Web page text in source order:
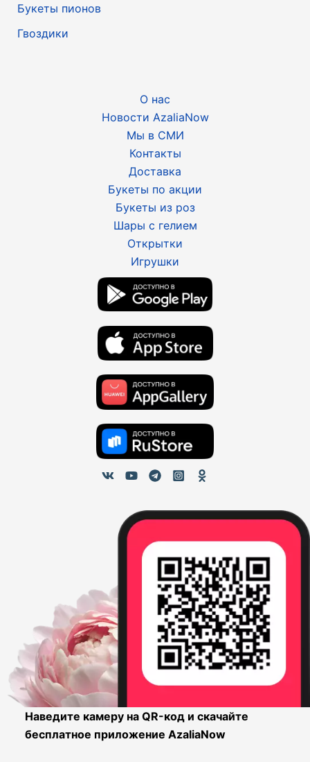
Букеты пионов
Гвоздики
О нас
Новости AzaliaNow
Мы в СМИ
Контакты
Доставка
Букеты по акции
Букеты из роз
Шары с гелием
Открытки
Игрушки
Наведите камеру на QR-код и скачайте
бесплатное приложение AzaliaNow